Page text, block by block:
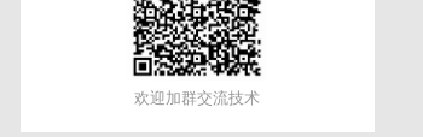
欢迎加群交流技术